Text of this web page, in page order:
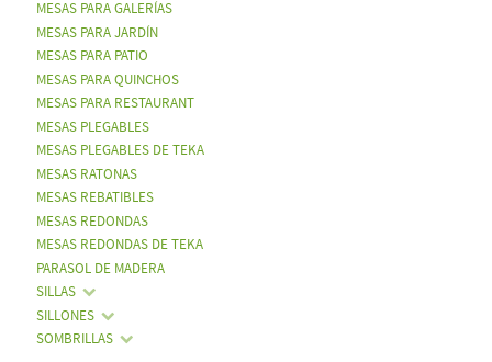
MESAS PARA GALERÍAS
MESAS PARA JARDÍN
MESAS PARA PATIO
MESAS PARA QUINCHOS
MESAS PARA RESTAURANT
MESAS PLEGABLES
MESAS PLEGABLES DE TEKA
MESAS RATONAS
MESAS REBATIBLES
MESAS REDONDAS
MESAS REDONDAS DE TEKA
PARASOL DE MADERA
SILLAS
SILLONES
SOMBRILLAS